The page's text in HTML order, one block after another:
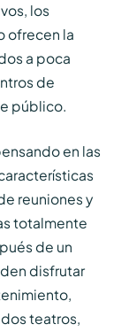
los
ofrecen la
a poca
de
público.
en las
reuniones y
totalmente
de un
disfrutar
teatros,